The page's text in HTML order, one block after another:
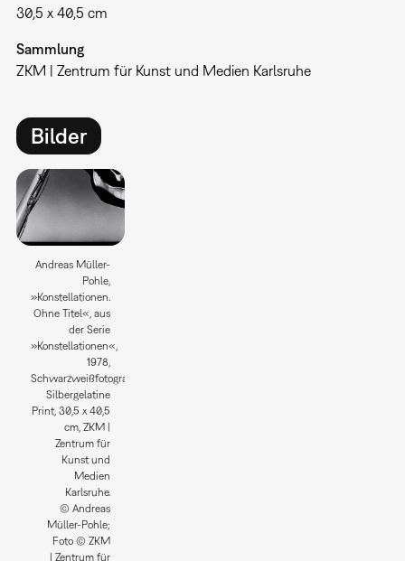
30,5 x 40,5 cm
Sammlung
ZKM | Zentrum für Kunst und Medien Karlsruhe
Bilder
Andreas Müller-
Pohle,
»Konstellationen.
Ohne Titel«, aus
der Serie
»Konstellationen«,
1978,
Schwarzweißfotografie;
Silbergelatine
Print, 30,5 x 40,5
cm, ZKM |
Zentrum für
Kunst und
Medien
Karlsruhe.
© Andreas
Müller-Pohle;
Foto © ZKM
| Zentrum für